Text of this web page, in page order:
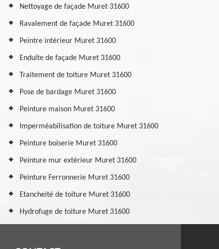
Nettoyage de façade Muret 31600
Ravalement de façade Muret 31600
Peintre intérieur Muret 31600
Enduite de façade Muret 31600
Traitement de toiture Muret 31600
Pose de bardage Muret 31600
Peinture maison Muret 31600
Imperméabilisation de toiture Muret 31600
Peinture boiserie Muret 31600
Peinture mur extérieur Muret 31600
Peinture Ferronnerie Muret 31600
Etancheité de toiture Muret 31600
Hydrofuge de toiture Muret 31600